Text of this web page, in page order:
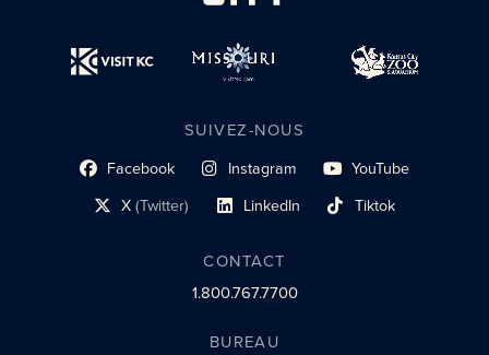
SUIVEZ-NOUS
Facebook
lien du profil social Instagram
lien vers le profil social YouTube
lien vers le profil social
X(Twitter)
lien vers le profil socialLinkedIn
lien vers le profil socialTiktok
lien vers le profil social
CONTACT
1.800.767.7700
BUREAU